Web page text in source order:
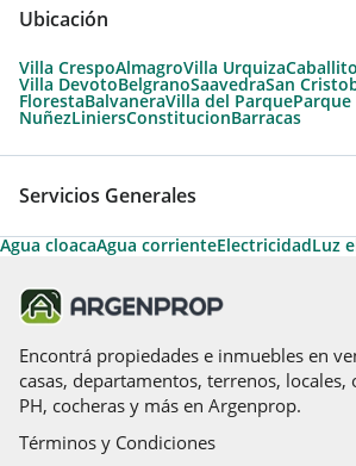
Ubicación
Villa CrespoAlmagroVilla UrquizaCaballito
Villa DevotoBelgranoSaavedraSan
FlorestaBalvaneraVilla del Parque
NuñezLiniersConstitucionBarracas
Servicios Generales
Agua cloacaAgua corrienteElectricidadLuz
Encontrá propiedades e inmuebles en
casas, departamentos, terrenos, locales,
PH, cocheras y más en Argenprop.
Términos y Condiciones